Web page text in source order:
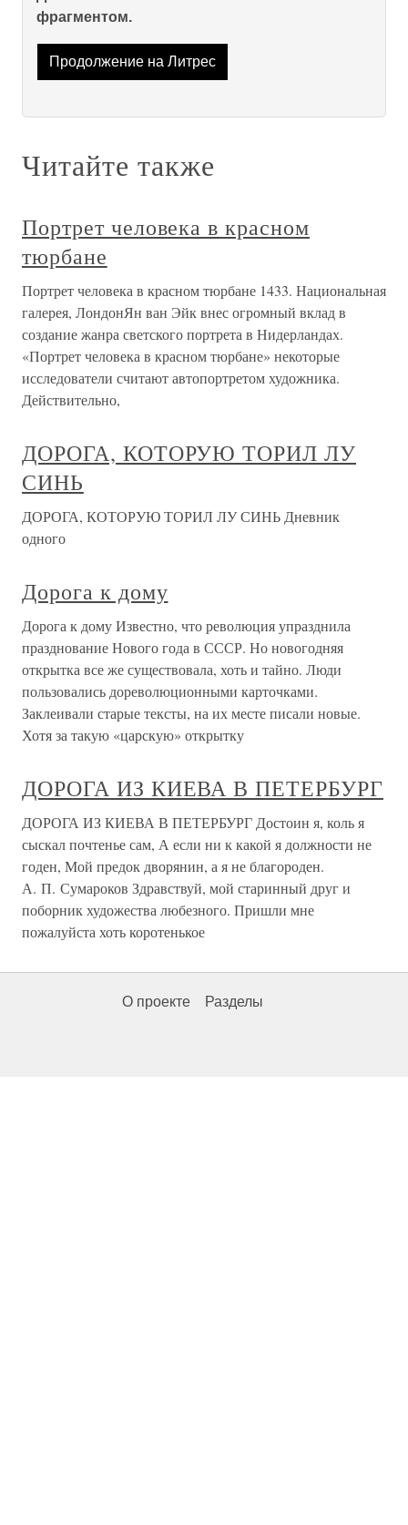
фрагментом.
Продолжение на Литрес
Читайте также
Портрет человека в красном
тюрбане
Портрет человека в красном тюрбане 1433. Национальная
галерея, ЛондонЯн ван Эйк внес огромный вклад в
создание жанра светского портрета в Нидерландах.
«Портрет человека в красном тюрбане» некоторые
исследователи считают автопортретом художника.
Действительно,
ДОРОГА, КОТОРУЮ ТОРИЛ ЛУ
СИНЬ
ДОРОГА, КОТОРУЮ ТОРИЛ ЛУ СИНЬ Дневник
одного
Дорога к дому
Дорога к дому Известно, что революция упразднила
празднование Нового года в СССР. Но новогодняя
открытка все же существовала, хоть и тайно. Люди
пользовались дореволюционными карточками.
Заклеивали старые тексты, на их месте писали новые.
Хотя за такую «царскую» открытку
ДОРОГА ИЗ КИЕВА В ПЕТЕРБУРГ
ДОРОГА ИЗ КИЕВА В ПЕТЕРБУРГ Достоин я, коль я
сыскал почтенье сам, А если ни к какой я должности не
годен, Мой предок дворянин, а я не благороден.
А. П. Сумароков Здравствуй, мой старинный друг и
поборник художества любезного. Пришли мне
пожалуйста хоть коротенькое
О проекте Разделы